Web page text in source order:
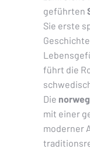
geführten
Sie erste
führt die
Die
mit einer
moderner